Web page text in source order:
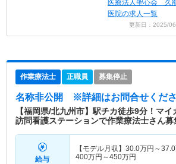
医療法人聖心会 久
医院の求人一覧
更新日：2025/
作業療法士 正職員 募集停止
名称非公開 ※詳細はお問合せくだ
【福岡県/北九州市】駅チカ徒歩9分！マイ
訪問看護ステーションで作業療法士さん募
給与
【モデル月収】 30.0万円～37.0
400万円～450万円